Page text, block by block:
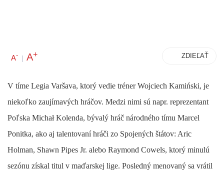
A- | A+ ZDIEĽAŤ
V tíme Legia Varšava, ktorý vedie tréner Wojciech Kamiński, je
niekoľko zaujímavých hráčov. Medzi nimi sú napr. reprezentant
Poľska Michał Kolenda, bývalý hráč národného tímu Marcel
Ponitka, ako aj talentovaní hráči zo Spojených štátov: Aric
Holman, Shawn Pipes Jr. alebo Raymond Cowels, ktorý minulú
sezónu získal titul v maďarskej lige. Posledný menovaný sa vrátil